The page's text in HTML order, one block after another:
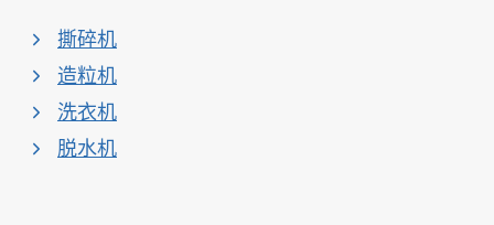
撕碎机
造粒机
洗衣机
脱水机